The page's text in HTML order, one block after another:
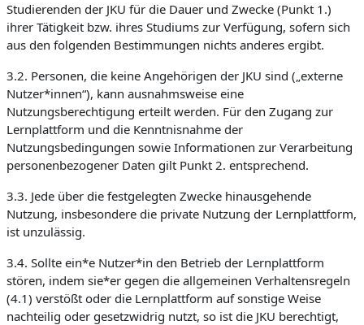
Studierenden der JKU für die Dauer und Zwecke (Punkt 1.)
ihrer Tätigkeit bzw. ihres Studiums zur Verfügung, sofern sich
aus den folgenden Bestimmungen nichts anderes ergibt.
3.2. Personen, die keine Angehörigen der JKU sind („externe
Nutzer*innen“), kann ausnahmsweise eine
Nutzungsberechtigung erteilt werden. Für den Zugang zur
Lernplattform und die Kenntnisnahme der
Nutzungsbedingungen sowie Informationen zur Verarbeitung
personenbezogener Daten gilt Punkt 2. entsprechend.
3.3. Jede über die festgelegten Zwecke hinausgehende
Nutzung, insbesondere die private Nutzung der Lernplattform,
ist unzulässig.
3.4. Sollte ein*e Nutzer*in den Betrieb der Lernplattform
stören, indem sie*er gegen die allgemeinen Verhaltensregeln
(4.1) verstößt oder die Lernplattform auf sonstige Weise
nachteilig oder gesetzwidrig nutzt, so ist die JKU berechtigt,